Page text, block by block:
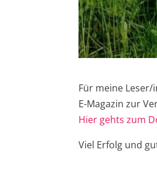
Für meine
E-Magazin zur
Hier gehts zum
Viel Erfolg und